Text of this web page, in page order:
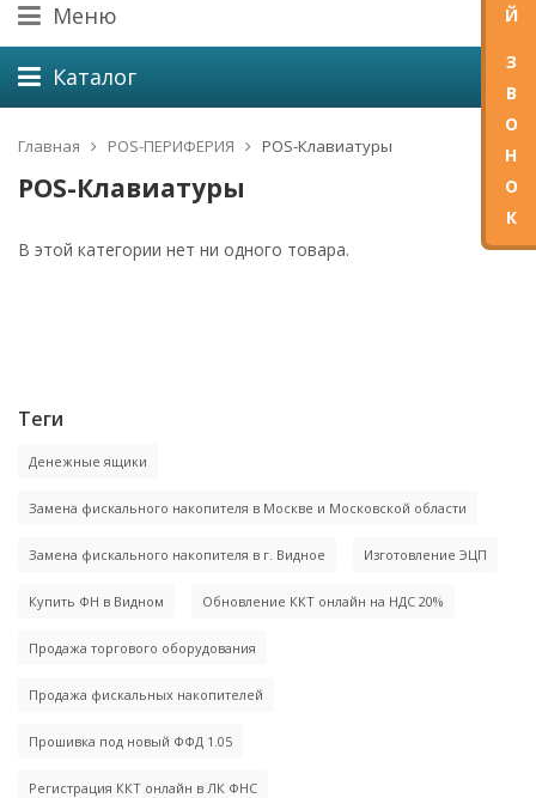
Меню
Каталог
Главная POS-ПЕРИФЕРИЯ POS-Клавиатуры
POS-Клавиатуры
В этой категории нет ни одного товара.
Теги
Денежные ящики
Замена фискального накопителя в Москве и Московской области
Замена фискального накопителя в г. Видное Изготовление ЭЦП
Купить ФН в Видном Обновление ККТ онлайн на НДС 20%
Продажа торгового оборудования
Продажа фискальных накопителей
Прошивка под новый ФФД 1.05
Регистрация ККТ онлайн в ЛК ФНС
Й
З
В
О
Н
О
К